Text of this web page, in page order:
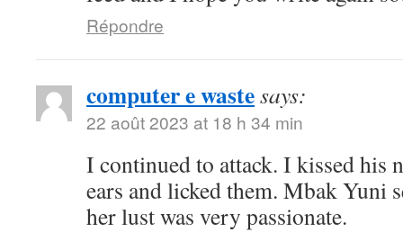
Répondre
computer e wastesays:
22 août 2023 at 18 h 34 min
I continued to attack. I kissed his
ears and licked them. Mbak Yuni
her lust was very passionate.